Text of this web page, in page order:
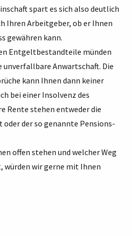
spart es sich also deutlich
Ihren Arbeitgeber, ob er Ihnen
gewähren kann.
Entgeltbestandteile münden
Anwartschaft. Die
kann Ihnen dann keiner
bei einer Insolvenz des
Rente stehen entweder die
oder der so genannte Pensions-
offen stehen und welcher Weg
würden wir gerne mit Ihnen